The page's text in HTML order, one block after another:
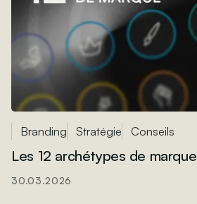
Branding Stratégie Conseils
Les 12 archétypes de marque
30.03.2026